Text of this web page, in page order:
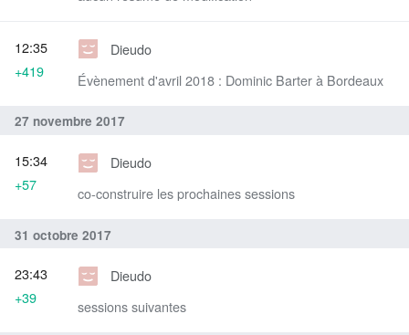
Dieudo
Évènement d'avril 2018 : Dominic Barter à Bordeaux
12:35
+419
27 novembre 2017
Dieudo
co-construire les prochaines sessions
15:34
+57
31 octobre 2017
Dieudo
sessions suivantes
23:43
+39